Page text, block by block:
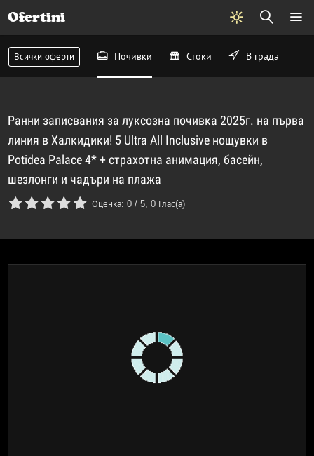
Ofertini
Всички оферти Почивки Стоки В града
Ранни записвания за луксозна почивка 2025г. на първа
линия в Халкидики! 5 Ultra All Inclusive нощувки в
Potidea Palace 4* + страхотна анимация, басейн,
шезлонги и чадъри на плажа
Оценка:0 /5,0 Глас(а)